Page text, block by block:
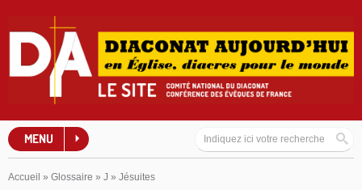
MENU
Accueil » Glossaire » J » Jésuites